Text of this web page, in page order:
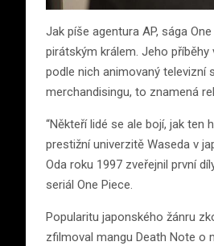
Jak píše agentura AP, sága
pirátským králem. Jeho
podle nich animovaný televizní
merchandisingu, to znamená
“Někteří lidé se ale bojí, jak ten
prestižní univerzitě Waseda v
Oda roku 1997 zveřejnil první
seriál One Piece.
Popularitu japonského žánru
zfilmoval mangu Death Note o